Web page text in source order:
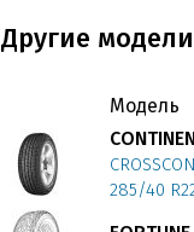
Другие
Модель
285/40